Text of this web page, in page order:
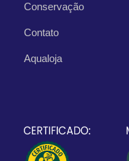
Conservação
Contato
Aqualoja